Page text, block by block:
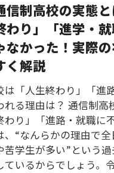
信制高校の実態
わり」「進学・
なかった！実際
く解説
は「人生終わり」「進
れる理由は？ 通信制高
わり」「進路・就職に
、“なんらかの理由で
苦学生が多い”という
ているからでしょう。